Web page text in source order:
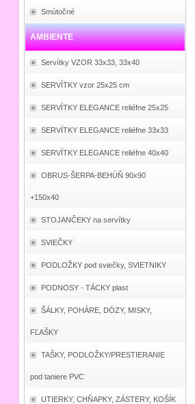
Smútočné
AMBIENTE
Servítky VZOR 33x33, 33x40
SERVÍTKY vzor 25x25 cm
SERVÍTKY ELEGANCE reliéfne 25x25
SERVÍTKY ELEGANCE reliéfne 33x33
SERVÍTKY ELEGANCE reliéfne 40x40
OBRUS-ŠERPA-BEHÚŇ 90x90
+150x40
STOJANČEKY na servítky
SVIEČKY
PODLOŽKY pod sviečky, SVIETNIKY
PODNOSY - TÁCKY plast
ŠÁLKY, POHÁRE, DÓZY, MISKY,
FĽAŠKY
TAŠKY, PODLOŽKY/PRESTIERANIE
pod taniere PVC
UTIERKY, CHŇAPKY, ZÁSTERY, KOŠÍK